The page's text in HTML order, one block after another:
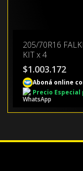
205/70R16
KIT x 4
$1.003.172
Aboná online
Precio Especial